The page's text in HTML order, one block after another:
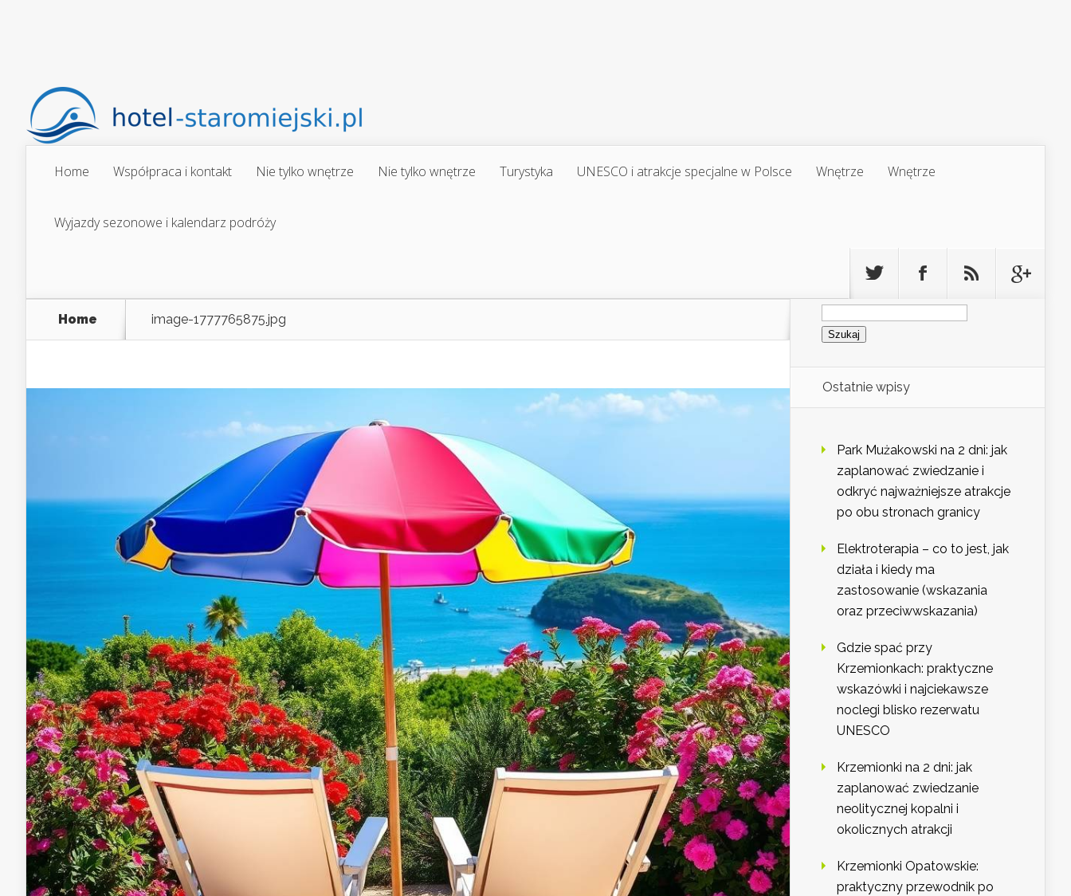
Home Współpraca i kontakt Nie tylko wnętrze Nie tylko wnętrze Turystyka UNESCO i atrakcje specjalne w Polsce Wnętrze Wnętrze
Wyjazdy sezonowe i kalendarz podróży
Home image-1777765875.jpg
Szukaj:
Ostatnie wpisy
Park Mużakowski na 2 dni: jak
zaplanować zwiedzanie i
odkryć najważniejsze atrakcje
po obu stronach granicy
Elektroterapia – co to jest, jak
działa i kiedy ma
zastosowanie (wskazania
oraz przeciwwskazania)
Gdzie spać przy
Krzemionkach: praktyczne
wskazówki i najciekawsze
noclegi blisko rezerwatu
UNESCO
Krzemionki na 2 dni: jak
zaplanować zwiedzanie
neolitycznej kopalni i
okolicznych atrakcji
Krzemionki Opatowskie:
praktyczny przewodnik po